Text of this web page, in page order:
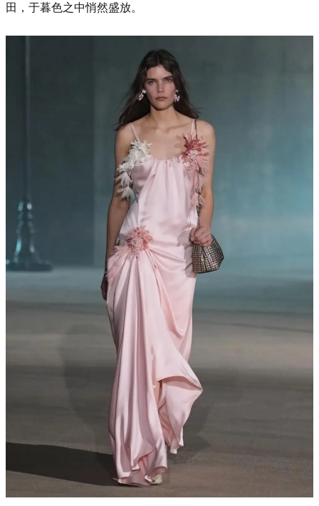
田，于暮色之中悄然盛放。